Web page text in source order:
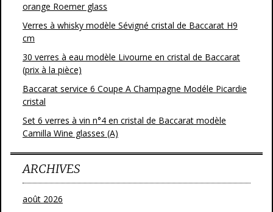
orange Roemer glass
Verres à whisky modèle Sévigné cristal de Baccarat H9
cm
30 verres à eau modèle Livourne en cristal de Baccarat
(prix à la pièce)
Baccarat service 6 Coupe A Champagne Modéle Picardie
cristal
Set 6 verres à vin n°4 en cristal de Baccarat modèle
Camilla Wine glasses (A)
ARCHIVES
août 2026